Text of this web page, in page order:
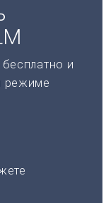
и
режиме